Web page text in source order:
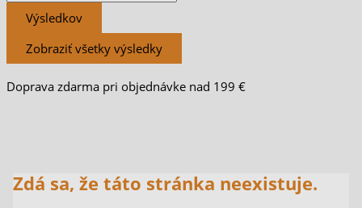
Výsledkov
Zobraziť všetky výsledky
Doprava zdarma pri objednávke nad 199 €
Zdá sa, že táto stránka neexistuje.